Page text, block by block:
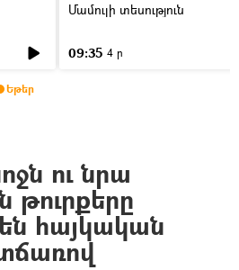
Մամուլի տեսություն
09:35 4 ր
Եթեր
ու նրա
թուրքերը
հայկական